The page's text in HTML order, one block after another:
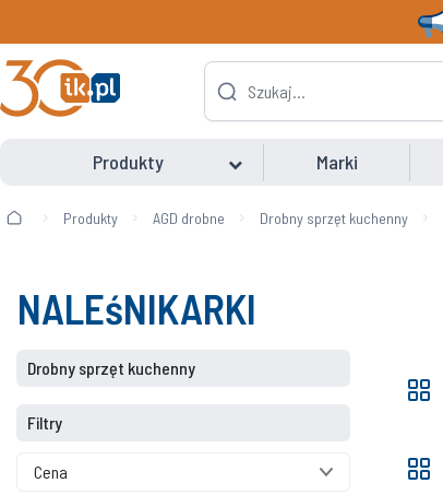
Produkty Marki
Produkty AGD drobne Drobny sprzęt kuchenny
NALEśNIKARKI
Drobny sprzęt kuchenny
Filtry
Cena